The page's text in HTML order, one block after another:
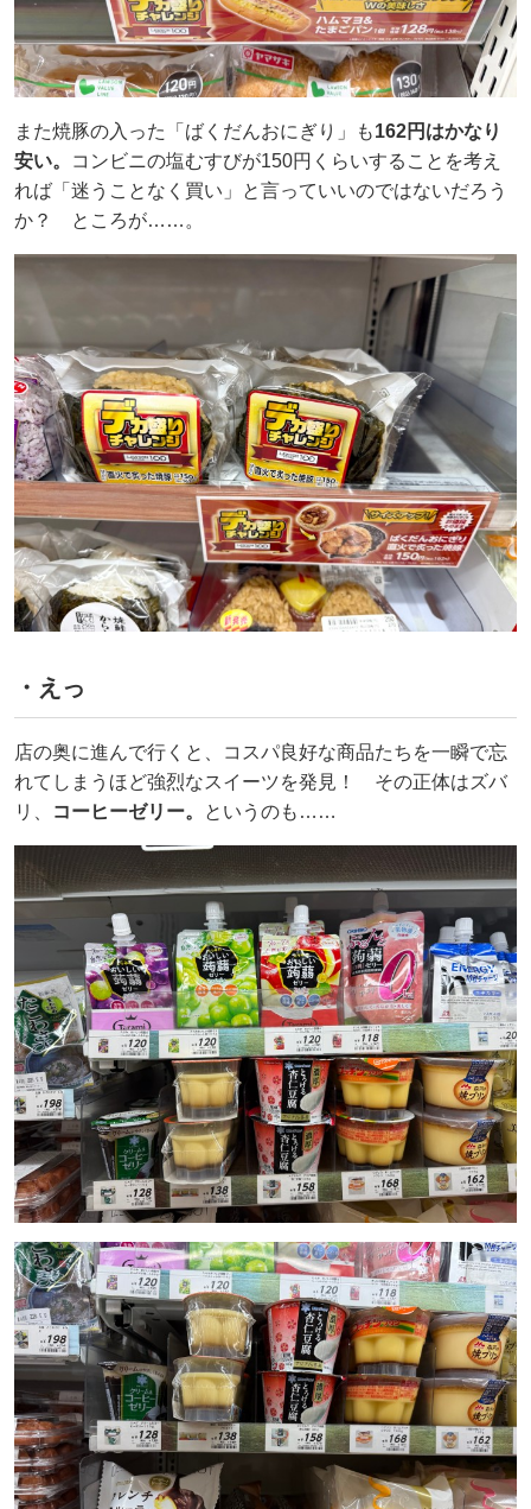
また焼豚の入った「ばくだんおにぎり」も162円はかなり
安い。
コンビニの塩むすびが150円くらいすることを考え
れば「迷うことなく買い」と言っていいのではないだろう
か？ ところが……。
・えっ
店の奥に進んで行くと、コスパ良好な商品たちを一瞬で忘
れてしまうほど強烈なスイーツを発見！ その正体はズバ
リ、
コーヒーゼリー。 というのも……